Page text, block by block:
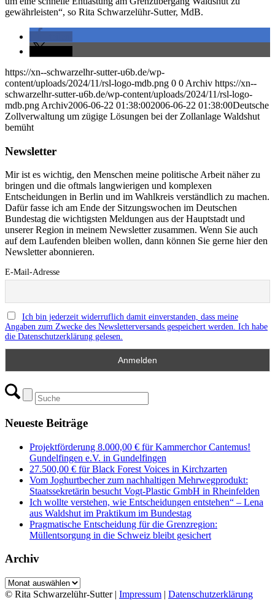
gewährleisten“, so Rita Schwarzelühr-Sutter, MdB.
https://xn--schwarzelhr-sutter-u6b.de/wp-
content/uploads/2024/11/rsl-logo-mdb.png 0 0 Archiv https://xn--
schwarzelhr-sutter-u6b.de/wp-content/uploads/2024/11/rsl-logo-
mdb.png Archiv2006-06-22 01:38:002006-06-22 01:38:00Deutsche
Zollverwaltung um zügige Lösungen bei der Zollanlage Waldshut
bemüht
Newsletter
Mir ist es wichtig, den Menschen meine politische Arbeit näher zu
bringen und die oftmals langwierigen und komplexen
Entscheidungen in Berlin und im Wahlkreis verständlich zu machen.
Dafür fasse ich am Ende der Sitzungswochen im Deutschen
Bundestag die wichtigsten Meldungen aus der Hauptstadt und
unserer Region in meinem Newsletter zusammen. Wenn Sie auch
auf dem Laufenden bleiben wollen, dann können Sie gerne hier den
Newsletter abonnieren.
E-Mail-Adresse
Ich bin jederzeit widerruflich damit einverstanden, dass meine
Angaben zum Zwecke des Newsletterversands gespeichert werden. Ich habe
die Datenschutzerklärung gelesen.
Neueste Beiträge
Projektförderung 8.000,00 € für Kammerchor Cantemus!
Gundelfingen e.V. in Gundelfingen
27.500,00 € für Black Forest Voices in Kirchzarten
Vom Joghurtbecher zum nachhaltigen Mehrwegprodukt:
Staatssekretärin besucht Vogt-Plastic GmbH in Rheinfelden
Ich wollte verstehen, wie Entscheidungen entstehen“ – Lena
aus Waldshut im Praktikum im Bundestag
Pragmatische Entscheidung für die Grenzregion:
Müllentsorgung in die Schweiz bleibt gesichert
Archiv
Archiv
© Rita Schwarzelühr-Sutter | Impressum | Datenschutzerklärung